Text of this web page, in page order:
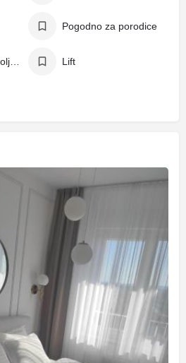
Pogodno za porodice
Lift